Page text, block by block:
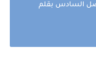
السادس بقلم